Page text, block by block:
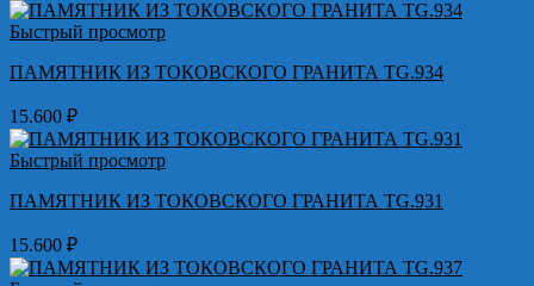
Быстрый просмотр
ПАМЯТНИК ИЗ ТОКОВСКОГО ГРАНИТА TG.934
15.600 ₽
Быстрый просмотр
ПАМЯТНИК ИЗ ТОКОВСКОГО ГРАНИТА TG.931
15.600 ₽